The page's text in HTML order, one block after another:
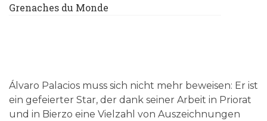
Grenaches du Monde
Álvaro Palacios muss sich nicht mehr beweisen: Er ist
ein gefeierter Star, der dank seiner Arbeit in Priorat
und in Bierzo eine Vielzahl von Auszeichnungen